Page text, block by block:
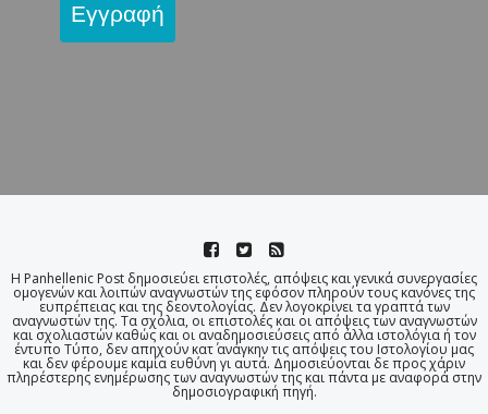
Εγγραφή
Η Panhellenic Post δημοσιεύει επιστολές, απόψεις και γενικά συνεργασίες
ομογενών και λοιπών αναγνωστών της εφόσον πληρούν τους κανόνες της
ευπρέπειας και της δεοντολογίας. Δεν λογοκρίνει τα γραπτά των
αναγνωστών της. Τα σχόλια, οι επιστολές και οι απόψεις των αναγνωστών
και σχολιαστών καθώς και οι αναδημοσιεύσεις από άλλα ιστολόγια ή τον
έντυπο Τύπο, δεν απηχούν κατ΄ ανάγκην τις απόψεις του Ιστολογίου μας
και δεν φέρουμε καμία ευθύνη γι αυτά. Δημοσιεύονται δε προς χάριν
πληρέστερης ενημέρωσης των αναγνωστών της και πάντα με αναφορά στην
δημοσιογραφική πηγή.